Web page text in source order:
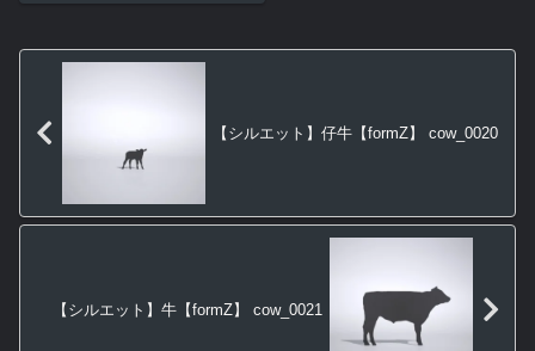
【シルエット】仔牛【formZ】 cow_0020
【シルエット】牛【formZ】 cow_0021